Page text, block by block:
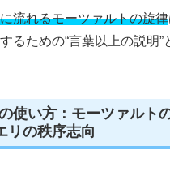
流れるモーツァルトの旋律
るための“言葉以上の説明”
使い方：モーツァルト
リの秩序志向